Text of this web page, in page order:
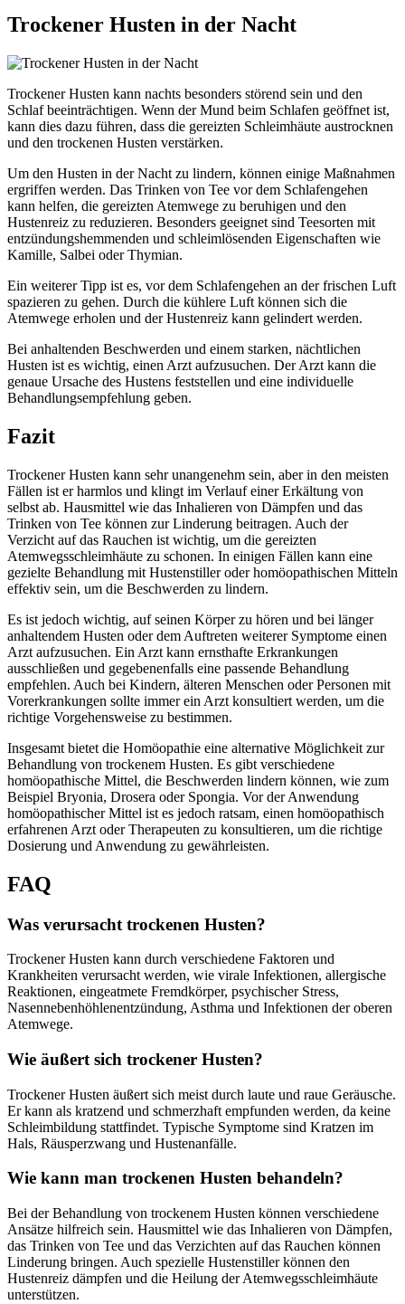
Trockener Husten in der Nacht
Trockener Husten kann nachts besonders störend sein und den
Schlaf beeinträchtigen. Wenn der Mund beim Schlafen geöffnet ist,
kann dies dazu führen, dass die gereizten Schleimhäute austrocknen
und den trockenen Husten verstärken.
Um den Husten in der Nacht zu lindern, können einige Maßnahmen
ergriffen werden. Das Trinken von Tee vor dem Schlafengehen
kann helfen, die gereizten Atemwege zu beruhigen und den
Hustenreiz zu reduzieren. Besonders geeignet sind Teesorten mit
entzündungshemmenden und schleimlösenden Eigenschaften wie
Kamille, Salbei oder Thymian.
Ein weiterer Tipp ist es, vor dem Schlafengehen an der frischen Luft
spazieren zu gehen. Durch die kühlere Luft können sich die
Atemwege erholen und der Hustenreiz kann gelindert werden.
Bei anhaltenden Beschwerden und einem starken, nächtlichen
Husten ist es wichtig, einen Arzt aufzusuchen. Der Arzt kann die
genaue Ursache des Hustens feststellen und eine individuelle
Behandlungsempfehlung geben.
Fazit
Trockener Husten kann sehr unangenehm sein, aber in den meisten
Fällen ist er harmlos und klingt im Verlauf einer Erkältung von
selbst ab. Hausmittel wie das Inhalieren von Dämpfen und das
Trinken von Tee können zur Linderung beitragen. Auch der
Verzicht auf das Rauchen ist wichtig, um die gereizten
Atemwegsschleimhäute zu schonen. In einigen Fällen kann eine
gezielte Behandlung mit Hustenstiller oder homöopathischen Mitteln
effektiv sein, um die Beschwerden zu lindern.
Es ist jedoch wichtig, auf seinen Körper zu hören und bei länger
anhaltendem Husten oder dem Auftreten weiterer Symptome einen
Arzt aufzusuchen. Ein Arzt kann ernsthafte Erkrankungen
ausschließen und gegebenenfalls eine passende Behandlung
empfehlen. Auch bei Kindern, älteren Menschen oder Personen mit
Vorerkrankungen sollte immer ein Arzt konsultiert werden, um die
richtige Vorgehensweise zu bestimmen.
Insgesamt bietet die Homöopathie eine alternative Möglichkeit zur
Behandlung von trockenem Husten. Es gibt verschiedene
homöopathische Mittel, die Beschwerden lindern können, wie zum
Beispiel Bryonia, Drosera oder Spongia. Vor der Anwendung
homöopathischer Mittel ist es jedoch ratsam, einen homöopathisch
erfahrenen Arzt oder Therapeuten zu konsultieren, um die richtige
Dosierung und Anwendung zu gewährleisten.
FAQ
Was verursacht trockenen Husten?
Trockener Husten kann durch verschiedene Faktoren und
Krankheiten verursacht werden, wie virale Infektionen, allergische
Reaktionen, eingeatmete Fremdkörper, psychischer Stress,
Nasennebenhöhlenentzündung, Asthma und Infektionen der oberen
Atemwege.
Wie äußert sich trockener Husten?
Trockener Husten äußert sich meist durch laute und raue Geräusche.
Er kann als kratzend und schmerzhaft empfunden werden, da keine
Schleimbildung stattfindet. Typische Symptome sind Kratzen im
Hals, Räusperzwang und Hustenanfälle.
Wie kann man trockenen Husten behandeln?
Bei der Behandlung von trockenem Husten können verschiedene
Ansätze hilfreich sein. Hausmittel wie das Inhalieren von Dämpfen,
das Trinken von Tee und das Verzichten auf das Rauchen können
Linderung bringen. Auch spezielle Hustenstiller können den
Hustenreiz dämpfen und die Heilung der Atemwegsschleimhäute
unterstützen.